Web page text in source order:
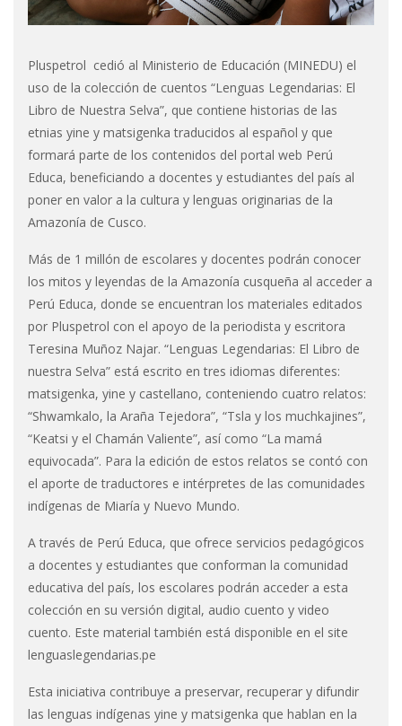
Pluspetrol cedió al Ministerio de Educación (MINEDU) el
uso de la colección de cuentos “Lenguas Legendarias: El
Libro de Nuestra Selva”, que contiene historias de las
etnias yine y matsigenka traducidos al español y que
formará parte de los contenidos del portal web Perú
Educa, beneficiando a docentes y estudiantes del país al
poner en valor a la cultura y lenguas originarias de la
Amazonía de Cusco.
Más de 1 millón de escolares y docentes podrán conocer
los mitos y leyendas de la Amazonía cusqueña al acceder a
Perú Educa, donde se encuentran los materiales editados
por Pluspetrol con el apoyo de la periodista y escritora
Teresina Muñoz Najar. “Lenguas Legendarias: El Libro de
nuestra Selva” está escrito en tres idiomas diferentes:
matsigenka, yine y castellano, conteniendo cuatro relatos:
“Shwamkalo, la Araña Tejedora”, “Tsla y los muchkajines”,
“Keatsi y el Chamán Valiente”, así como “La mamá
equivocada”. Para la edición de estos relatos se contó con
el aporte de traductores e intérpretes de las comunidades
indígenas de Miaría y Nuevo Mundo.
A través de Perú Educa, que ofrece servicios pedagógicos
a docentes y estudiantes que conforman la comunidad
educativa del país, los escolares podrán acceder a esta
colección en su versión digital, audio cuento y video
cuento. Este material también está disponible en el site
lenguaslegendarias.pe
Esta iniciativa contribuye a preservar, recuperar y difundir
las lenguas indígenas yine y matsigenka que hablan en la